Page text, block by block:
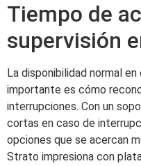
Tiempo de
supervisión
La disponibilidad normal
importante es cómo
interrupciones. Con un
cortas en caso de
opciones que se acercan
Strato impresiona con